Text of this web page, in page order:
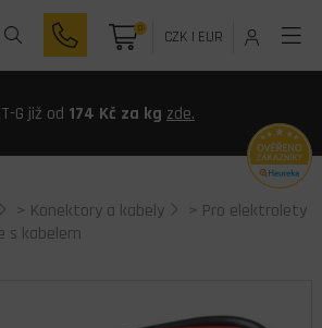
0 CZK| EUR
G již od 174 Kč za kg zde.
> Konektory a kabely > Pro elektrolety
s kabelem